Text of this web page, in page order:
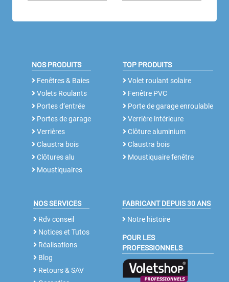
NOS PRODUITS
Fenêtres & Baies
Volets Roulants
Portes d’entrée
Portes de garage
Verrières
Claustra bois
Clôtures alu
Moustiquaires
TOP PRODUITS
Volet roulant solaire
Fenêtre PVC
Porte de garage enroulable
Verrière intérieure
Clôture aluminium
Claustra bois
Moustiquaire fenêtre
NOS SERVICES
Rdv conseil
Notices et Tutos
Réalisations
Blog
Retours & SAV
FABRICANT DEPUIS 30 ANS
Notre histoire
POUR LES
PROFESSIONNELS